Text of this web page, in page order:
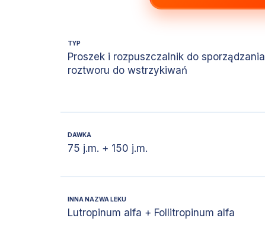
TYP
Proszek i rozpuszczalnik do sporządzania
roztworu do wstrzykiwań
DAWKA
75 j.m. + 150 j.m.
INNA NAZWA LEKU
Lutropinum alfa + Follitropinum alfa